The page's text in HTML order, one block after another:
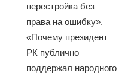
перестройка без
права на ошибку».
«Почему президент
РК публично
поддержал народного